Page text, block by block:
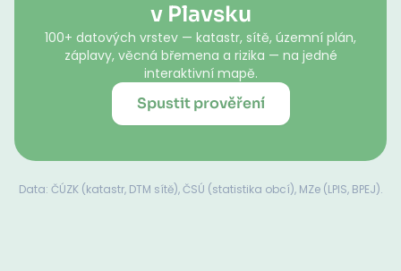
v Plavsku
100+ datových vrstev — katastr, sítě, územní plán,
záplavy, věcná břemena a rizika — na jedné
interaktivní mapě.
Spustit prověření
Data: ČÚZK (katastr, DTM sítě), ČSÚ (statistika obcí), MZe (LPIS, BPEJ).